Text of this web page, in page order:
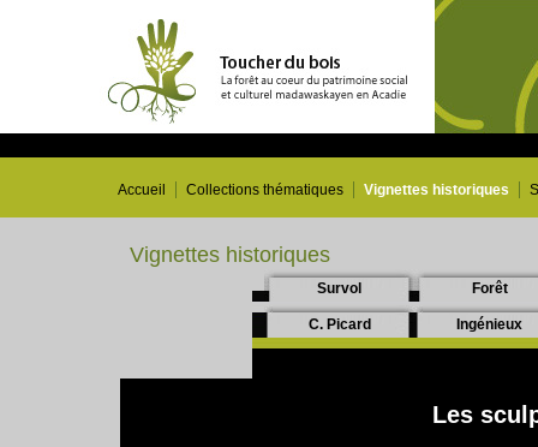
Accueil Collections thématiques Vignettes historiques
Vignettes historiques
Survol Forêt
C. Picard Ingénieux
Les